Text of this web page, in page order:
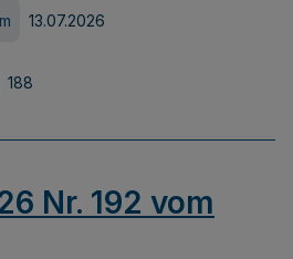
13.07.2026
188
Nr. 192 vom